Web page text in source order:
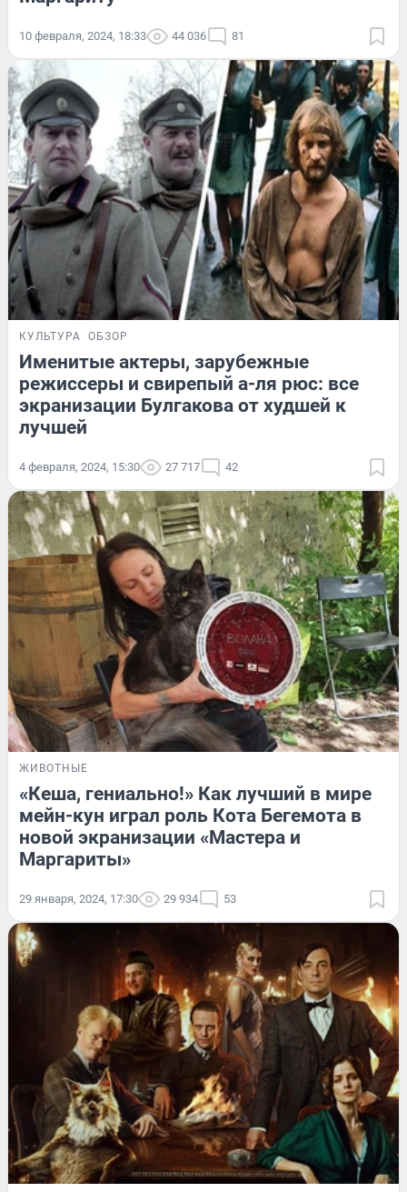
10 февраля, 2024, 18:33 44 036 81
КУЛЬТУРА ОБЗОР
Именитые актеры, зарубежные
режиссеры и свирепый а-ля рюс: все
экранизации Булгакова от худшей к
лучшей
4 февраля, 2024, 15:30 27 717 42
ЖИВОТНЫЕ
«Кеша, гениально!» Как лучший в мире
мейн-кун играл роль Кота Бегемота в
новой экранизации «Мастера и
Маргариты»
29 января, 2024, 17:30 29 934 53